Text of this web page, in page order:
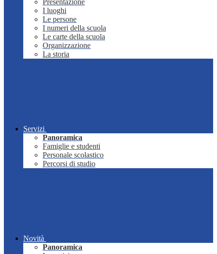
Presentazione
I luoghi
Le persone
I numeri della scuola
Le carte della scuola
Organizzazione
La storia
Servizi
Panoramica
Famiglie e studenti
Personale scolastico
Percorsi di studio
Novità
Panoramica